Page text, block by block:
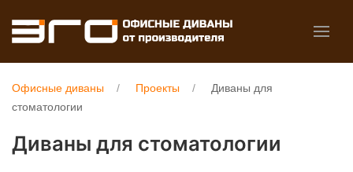
Офисные диваны Проекты
Диваны для
стоматологии
Диваны для стоматологии